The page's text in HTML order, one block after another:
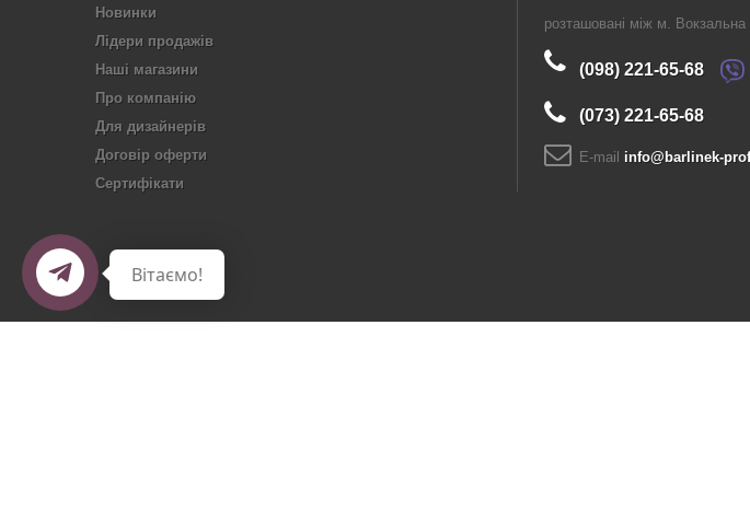
Новинки
Лідери продажів
Наші магазини
Про компанію
Для дизайнерів
Договір оферти
Сертифікати
розташовані між м. Вокзальна
(098) 221-65-68
(073) 221-65-68
E-maіl info@barlinek-
Вітаємо!